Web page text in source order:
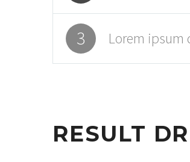
3 Lorem
RESULT